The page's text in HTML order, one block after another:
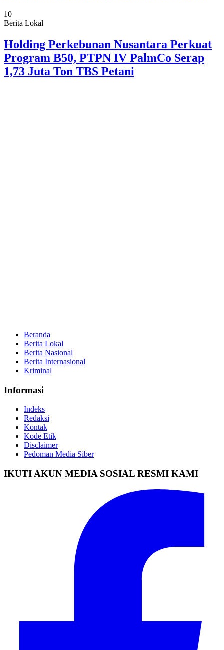
10
Berita Lokal
Holding Perkebunan Nusantara Perkuat
Program B50, PTPN IV PalmCo Serap
1,73 Juta Ton TBS Petani
Beranda
Berita Lokal
Berita Nasional
Berita Internasional
Kriminal
Informasi
Indeks
Redaksi
Kontak
Kode Etik
Disclaimer
Pedoman Media Siber
IKUTI AKUN MEDIA SOSIAL RESMI KAMI